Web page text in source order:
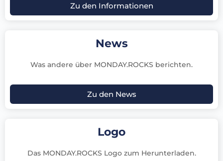
Zu den Informationen
News
Was andere über MONDAY.ROCKS berichten.
Zu den News
Logo
Das MONDAY.ROCKS Logo zum Herunterladen.